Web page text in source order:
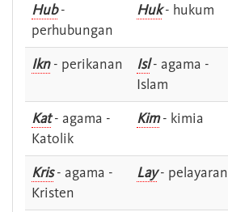
Hub-
perhubungan
Huk- hukum
Ikn- perikanan Isl- agama -
Islam
Kat- agama -
Katolik
Kim- kimia
Kris- agama -
Kristen
Lay- pelayaran